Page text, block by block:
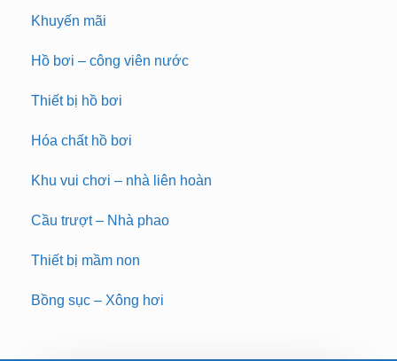
Khuyến mãi
Hồ bơi – công viên nước
Thiết bị hồ bơi
Hóa chất hồ bơi
Khu vui chơi – nhà liên hoàn
Cầu trượt – Nhà phao
Thiết bị mầm non
Bồng sục – Xông hơi